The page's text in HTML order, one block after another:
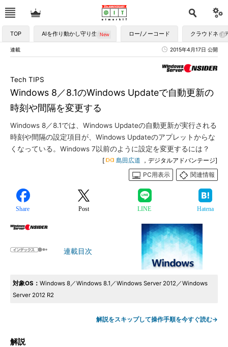
TOP AIを作り動かし守り生かす ロー/ノーコード クラウドネイ
連載 2015年4月17日 公開
Windows 8／8.1のWindows Updateで自動更新の
時刻や間隔を変更する
Tech TIPS
Windows 8／8.1では、Windows Updateの自動更新が実行される
時刻や間隔の設定項目が、Windows Updateのアプレットからな
くなっている。Windows 7以前のように設定を変更するには？
[ 島田広道 ，デジタルアドバンテージ]
PC用表示
関連情報
Share Post LINE Hatena
連載目次
対象OS： Windows 8／Windows 8.1／Windows Server 2012／Windows
Server 2012 R2
解説をスキップして操作手順を今すぐ読む→
解説